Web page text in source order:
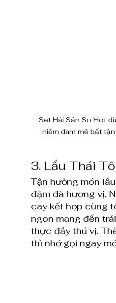
Set Hải Sản So Hot
niềm đam mê bất
3. Lẩu Thái
Tận hưởng món
đậm đà hương vị.
cay kết hợp cùng
ngon mang đến
thực đầy thú vị.
thì nhớ gọi ngay